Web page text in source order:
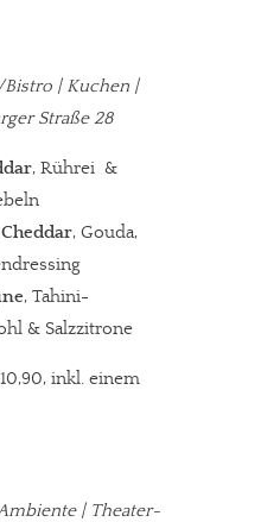
Bistro | Kuchen |
Straße 28
, Rührei &
, Gouda,
, Tahini-
& Salzzitrone
inkl. einem
| Theater-